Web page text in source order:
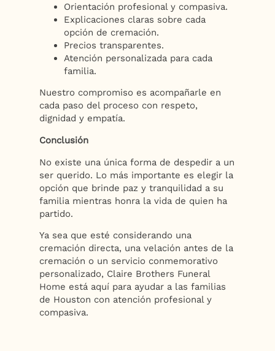
Orientación profesional y compasiva.
Explicaciones claras sobre cada
opción de cremación.
Precios transparentes.
Atención personalizada para cada
familia.
Nuestro compromiso es acompañarle en
cada paso del proceso con respeto,
dignidad y empatía.
Conclusión
No existe una única forma de despedir a un
ser querido. Lo más importante es elegir la
opción que brinde paz y tranquilidad a su
familia mientras honra la vida de quien ha
partido.
Ya sea que esté considerando una
cremación directa, una velación antes de la
cremación o un servicio conmemorativo
personalizado, Claire Brothers Funeral
Home está aquí para ayudar a las familias
de Houston con atención profesional y
compasiva.